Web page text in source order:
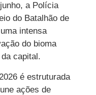
a Polícia
do Batalhão de
intensa
do bioma
capital.
é estruturada
ações de